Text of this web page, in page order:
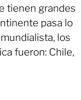
tienen grandes
pasa lo
los
fueron: Chile,